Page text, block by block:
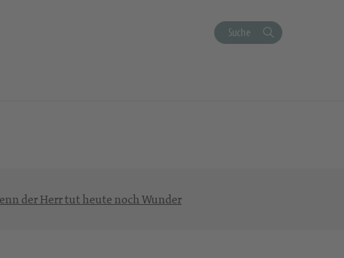
Suche
der Herr tut heute noch Wunder